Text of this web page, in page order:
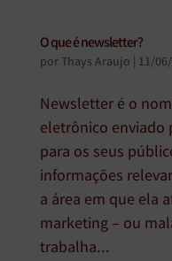
O que é newsletter?
porThays Araujo 11/
Newsletter é o
eletrônico enviado
para os seus
informações
a área em que ela
marketing – ou
trabalha...